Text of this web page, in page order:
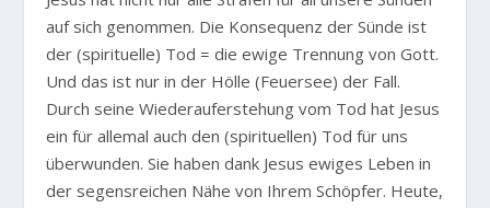
auf sich genommen. Die Konsequenz der Sünde ist
der (spirituelle) Tod = die ewige Trennung von Gott.
Und das ist nur in der Hölle (Feuersee) der Fall.
Durch seine Wiederauferstehung vom Tod hat Jesus
ein für allemal auch den (spirituellen) Tod für uns
überwunden. Sie haben dank Jesus ewiges Leben in
der segensreichen Nähe von Ihrem Schöpfer. Heute,